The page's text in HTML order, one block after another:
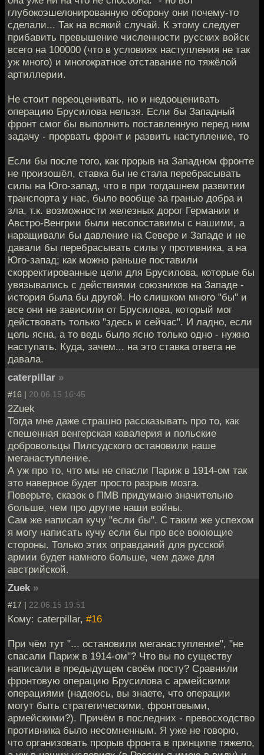
глубокоэшелонированную оборону они почему-то
сделали... Так на всякий случай. К этому следует
прибавить превышение численности русских войск
всего на 100000 (что в условиях наступления не так
уж много) и многократное отставание по тяжёлой
артиллерии.
Не стоит переоценивать, но и недооценивать
операцию Брусилова нельзя. Если бы Западный
фронт смог бы выполнить поставленную перед ним
задачу - прорвать фронт и развить наступление, то
Если бы после того, как прорыв на Западном фронте
не произошёл, ставка бы не стала перебрасывать
силы на Юго-запад, что в при тогдашнем развитии
транспорта у нас, было вообще за гранью добра и
зла, т.к. возможности железных дорог Германии и
Австро-Венгрии были несопоставимы с нашими, а
наращивали бы давление на Севере и Западе и не
давали бы перебрасывать силы у противника, а на
Юго-запад; как можно раньше поставили
скорректированные цели для Брусилова, которые бы
увязывались с действиями союзников на Западе -
история была бы другой. Но слишком много "бы" и
все они не зависили от Брусилова, который мог
действовать только "здесь и сейчас". И ладно, если
цель ясна, а то ведь было ясно только одно - нужно
наступать. Куда, зачем... на это ставка ответа не
давала.
caterpillar »
#16 | 20.06.15 16:45
2Zuek
Тогда мне даже страшно рассказывать про то, как
спешенная венгерская кавалерия и польские
добровольцы Пилсудского остановили наше
меганаступление.
А уж про то, что мы не спасли Париж в 1914-ом так
это наверное будет просто разрыв мозга.
Поверьте, сказок о ПМВ придумано значительно
больше, чем про другие наши войны.
Сам же написал кучу "если бы". С таким же успехом
я могу написать кучу если бы про все воюющие
стороны. Только этих оправданий для русской
армии будет намного больше, чем даже для
австрийской.
Zuek »
#17 | 22.06.15 19:51
Кому: caterpillar, #16
При чём тут "... остановили меганаступление", "не
спасали Париж в 1914-ом"? Что вы по существу
написали в предыдущем своём посту? Сравнили
фронтовую операцию Брусилова с армейскими
операциями (надеюсь, вы знаете, что операции
могут быть стратегическими, фронтовыми,
армейскими?). Причём в последних - превосходство
противника было несомненным. Я уже не говорю,
что организовать прорыв фронта в принципе тяжело,